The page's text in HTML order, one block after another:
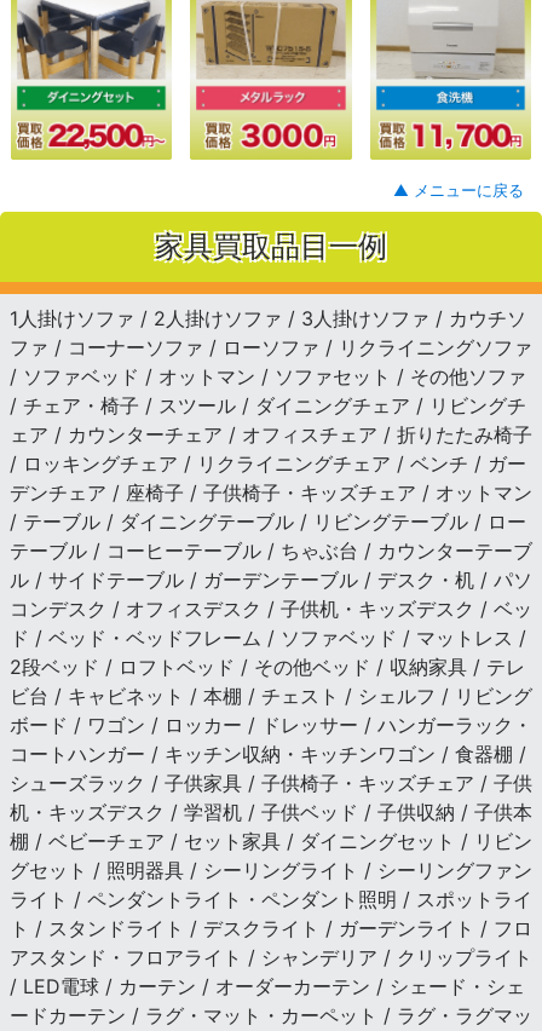
▲ メニューに戻る
家具買取品目一例
1人掛けソファ / 2人掛けソファ / 3人掛けソファ / カウチソ
ファ / コーナーソファ / ローソファ / リクライニングソファ
/ ソファベッド / オットマン / ソファセット / その他ソファ
/ チェア・椅子 / スツール / ダイニングチェア / リビングチ
ェア / カウンターチェア / オフィスチェア / 折りたたみ椅子
/ ロッキングチェア / リクライニングチェア / ベンチ / ガー
デンチェア / 座椅子 / 子供椅子・キッズチェア / オットマン
/ テーブル / ダイニングテーブル / リビングテーブル / ロー
テーブル / コーヒーテーブル / ちゃぶ台 / カウンターテーブ
ル / サイドテーブル / ガーデンテーブル / デスク・机 / パソ
コンデスク / オフィスデスク / 子供机・キッズデスク / ベッ
ド / ベッド・ベッドフレーム / ソファベッド / マットレス /
2段ベッド / ロフトベッド / その他ベッド / 収納家具 / テレ
ビ台 / キャビネット / 本棚 / チェスト / シェルフ / リビング
ボード / ワゴン / ロッカー / ドレッサー / ハンガーラック・
コートハンガー / キッチン収納・キッチンワゴン / 食器棚 /
シューズラック / 子供家具 / 子供椅子・キッズチェア / 子供
机・キッズデスク / 学習机 / 子供ベッド / 子供収納 / 子供本
棚 / ベビーチェア / セット家具 / ダイニングセット / リビン
グセット / 照明器具 / シーリングライト / シーリングファン
ライト / ペンダントライト・ペンダント照明 / スポットライ
ト / スタンドライト / デスクライト / ガーデンライト / フロ
アスタンド・フロアライト / シャンデリア / クリップライト
/ LED電球 / カーテン / オーダーカーテン / シェード・シェ
ードカーテン / ラグ・マット・カーペット / ラグ・ラグマッ